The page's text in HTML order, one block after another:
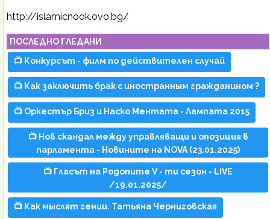
http://islamicnook.ovo.bg/
ПОСЛЕДНО ГЛЕДАНИ
📺 Конкурсът - филм по действителен случай
📺 Как заключить брак с иностранным гражданином ?
📺 Оркестър Бриз и Наско Ментата - Лампата 2015
📺 Нов скандал между управляващи и опозиция в
парламента - Новините на NOVA (23.01.2025)
📺 Гласът на Родопите V - ти сезон - LIVE
/19.01.2025/
📺 Как мыслят гении. Татьяна Черниговская